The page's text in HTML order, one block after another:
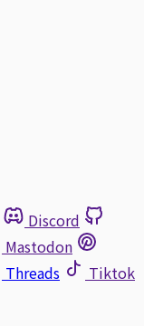
Discord
Mastodon
Threads
Tiktok